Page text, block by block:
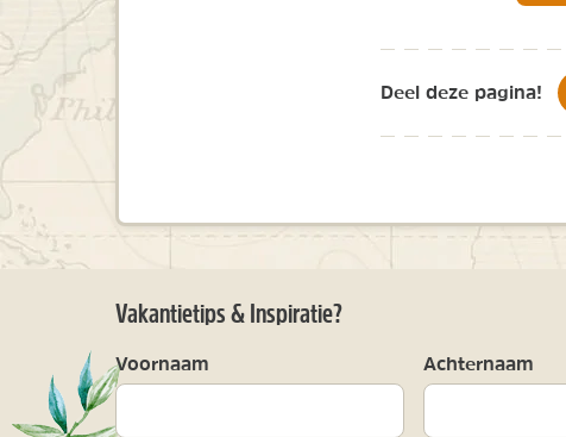
Deel deze pagina!
Vakantietips & Inspiratie?
Voornaam Achternaam